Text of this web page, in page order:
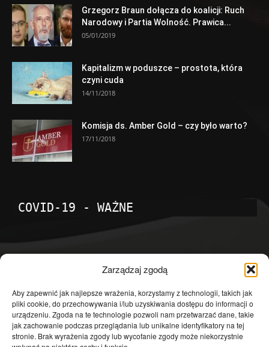
Zarządzaj zgodą
Aby zapewnić jak najlepsze wrażenia, korzystamy z technologii, takich jak
pliki cookie, do przechowywania i/lub uzyskiwania dostępu do informacji o
urządzeniu. Zgoda na te technologie pozwoli nam przetwarzać dane, takie
jak zachowanie podczas przeglądania lub unikalne identyfikatory na tej
stronie. Brak wyrażenia zgody lub wycofanie zgody może niekorzystnie
Grzegorz Braun dołącza do koalicji: Ruch
Narodowy i Partia Wolność. Prawica...
05/01/2019
Kapitalizm w poduszce – prostota, która
czyni cuda
14/11/2018
Komisja ds. Amber Gold – czy było warto?
17/11/2018
COVID-19 - WAŻNE
Temat dnia
4601
Publicystyka
4363
Polityka
3639